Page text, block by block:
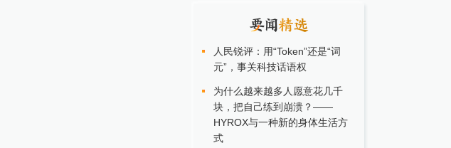
人民锐评：用“Token”还是“词
元”，事关科技话语权
为什么越来越多人愿意花几千
块，把自己练到崩溃？——
HYROX与一种新的身体生活方
式